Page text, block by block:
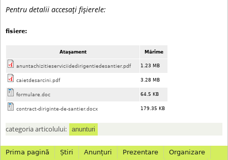
Pentru detalii accesați fișierele:
fisiere:
Ataşament Mărime
anuntachizitieserviciidedirigentiedesantier.pdf 1.23 MB
caietdesarcini.pdf 3.28 MB
formulare.doc 64.5 KB
contract-diriginte-de-santier.docx 179.35 KB
categoria articolului: anunturi
Prima pagină Știri Anunțuri Prezentare
Organizare